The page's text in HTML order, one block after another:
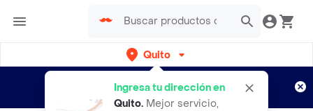
Quito
Ingresa tu dirección en
Quito. Mejor servicio,
envíos gratis por semanas
Aplican TyC